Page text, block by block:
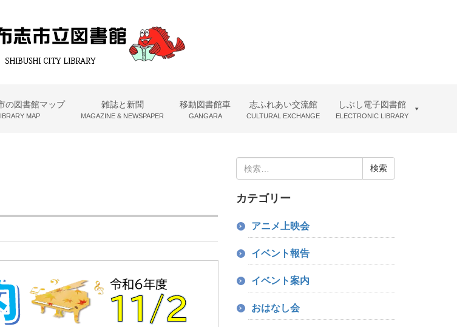
の図書館マップ
MAP
雑誌と新聞
MAGAZINE & NEWSPAPER
移動図書館車
GANGARA
志ふれあい交流館
CULTURAL EXCHANGE
しぶし電子図書館
ELECTRONIC LIBRARY
索:
カテゴリー
アニメ上映会
イベント報告
イベント案内
おはなし会